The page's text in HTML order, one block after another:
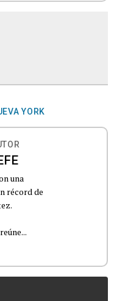
YORK
una
récord de